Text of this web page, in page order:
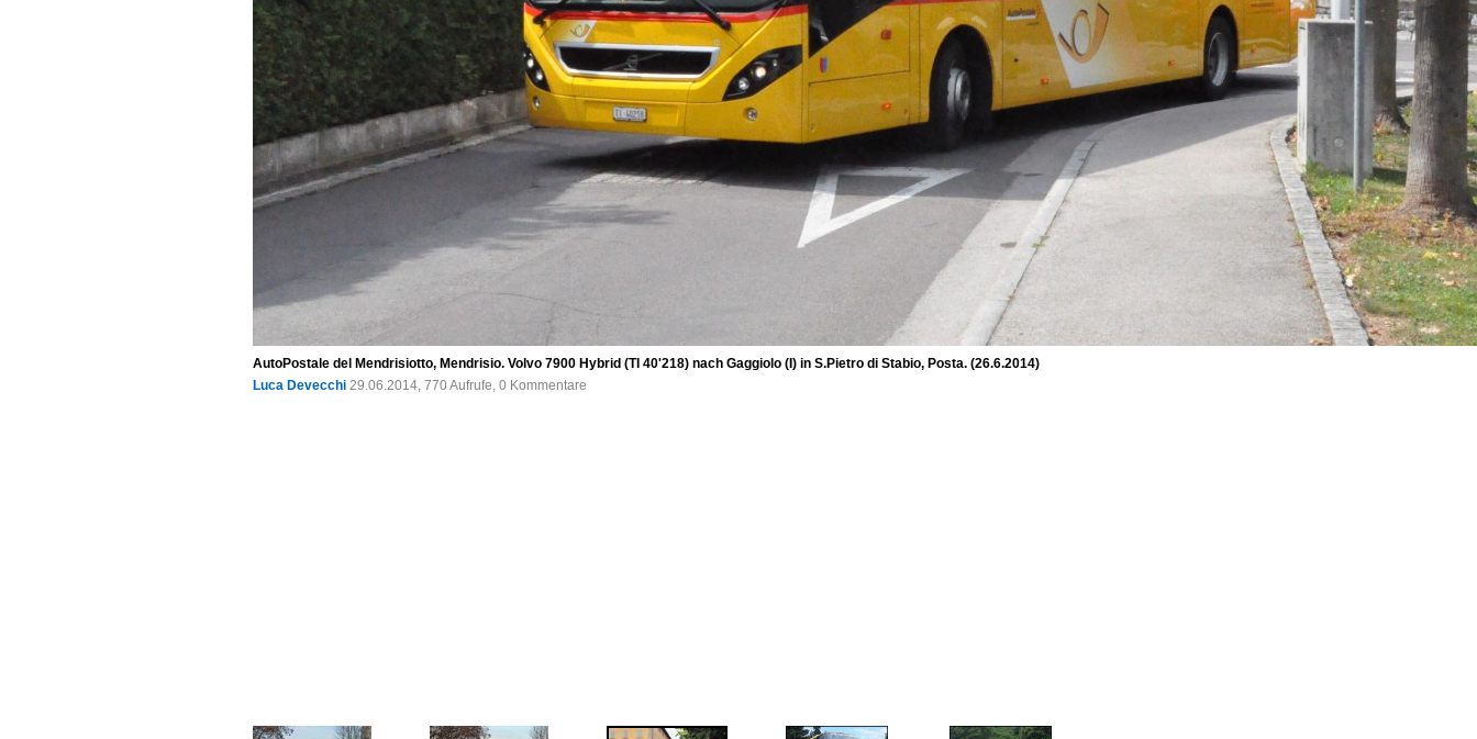
AutoPostale del Mendrisiotto, Mendrisio. Volvo 7900 Hybrid (TI 40'218) nach Gaggiolo (I) in S.Pietro di Stabio, Posta. (26.6.2014)
Luca Devecchi 29.06.2014, 770 Aufrufe, 0 Kommentare